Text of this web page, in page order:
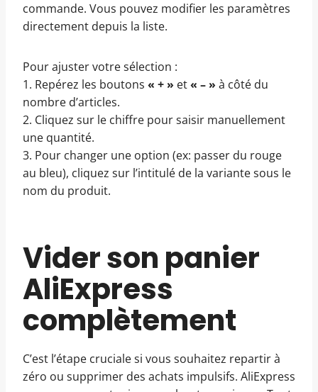
commande. Vous pouvez modifier les paramètres
directement depuis la liste.
Pour ajuster votre sélection :
1. Repérez les boutons « + » et« – » à côté du
nombre d’articles.
2. Cliquez sur le chiffre pour saisir manuellement
une quantité.
3. Pour changer une option (ex: passer du rouge
au bleu), cliquez sur l’intitulé de la variante sous le
nom du produit.
Vider son panier
AliExpress
complètement
C’est l’étape cruciale si vous souhaitez repartir à
zéro ou supprimer des achats impulsifs. AliExpress